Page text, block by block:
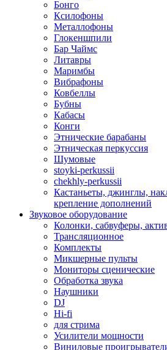
Бонго
Ксилофоны
Металлофоны
Глокеншпили
Бар Чаймс
Литавры
Маримбы
Вибрафоны
Ковбеллы
Бубны
Кабасы
Конги
Этнические барабаны
Этническая перкуссия
Шумовые
stoyki-perkussii
chekhly-perkussii
Кастаньеты, джинглы,
крепление дополнений
Звуковое оборудование
Колонки, сабвуферы,
Трансляционное
Комплекты
Микшерные пульты
Мониторы сценические
Обработка звука
Наушники
DJ
Hi-fi
для стрима
Усилители мощности
Виниловые